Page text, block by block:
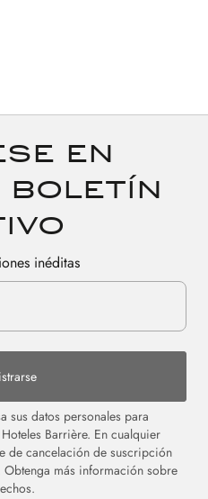
en
boletín
inéditas
sus datos personales para
Barrière. En cualquier
de cancelación de suscripción
más información sobre